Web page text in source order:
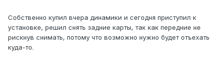
Собственно купил вчера динамики и сегодня приступил к
установке, решил снять задние карты, так как передние не
рискнув снимать, потому что возможно нужно будет отъехать
куда-то.